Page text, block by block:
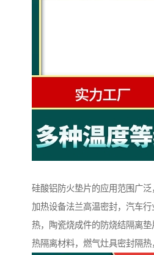
硅酸铝防火垫片的应用范围广
加热设备法兰高温密封，汽车
热，陶瓷烧成件的防烧结隔离
热隔离材料，燃气灶具密封隔热